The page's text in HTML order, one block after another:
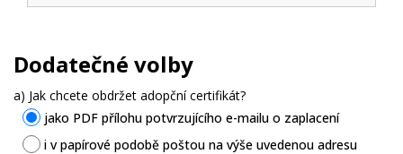
Dodatečné volby
a) Jak chcete obdržet adopční certifikát?
jako PDF přílohu potvrzujícího e-mailu o zaplacení
i v papírové podobě poštou na výše uvedenou adresu